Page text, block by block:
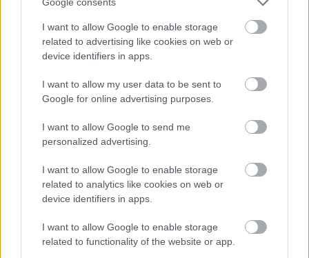
I want to allow Google to enable storage
related to advertising like cookies on web or
device identifiers in apps.
I want to allow my user data to be sent to
Google for online advertising purposes.
I want to allow Google to send me
personalized advertising.
I want to allow Google to enable storage
related to analytics like cookies on web or
device identifiers in apps.
I want to allow Google to enable storage
related to functionality of the website or app.
Itt pedig a dobogós dalok hallhatók-láthatók: